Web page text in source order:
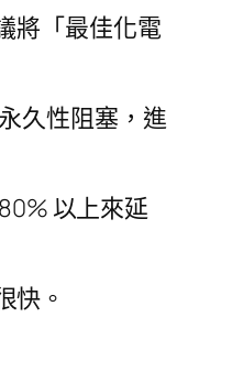
將「最佳化電
久性阻塞，進
以上來延
快。